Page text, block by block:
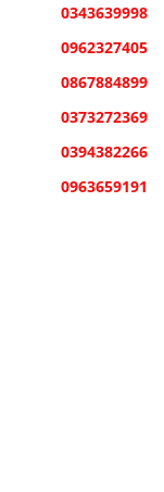
0343639998
0962327405
0867884899
0373272369
0394382266
0963659191